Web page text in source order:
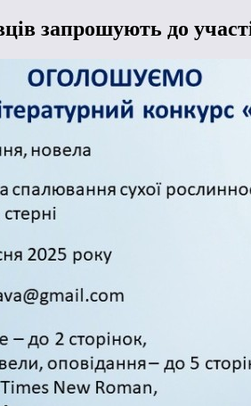
запрошують до